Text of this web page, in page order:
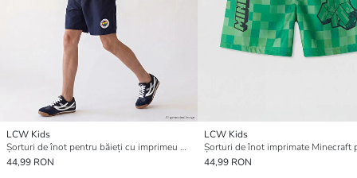
LCW Kids
Șorturi de înot pentru băieți cu imprimeu Fenerbahçe
44,99 RON
LCW Kids
44,99 RON